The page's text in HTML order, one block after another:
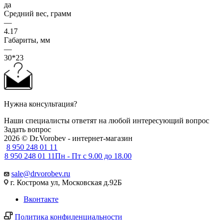
да
Средний вес, грамм
—
4.17
Габариты, мм
—
30*23
Нужна консультация?
Наши специалисты ответят на любой интересующий вопрос
Задать вопрос
2026 © Dr.Vorobev - интернет-магазин
8 950 248 01 11
8 950 248 01 11Пн - Пт с 9.00 до 18.00
sale@drvorobev.ru
г. Кострома ул, Московская д.92Б
Вконтакте
Политика конфиденциальности